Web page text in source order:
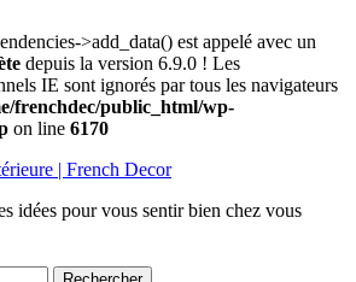
>add_data() est appelé avec un
depuis la version 6.9.0 ! Les
IE sont ignorés par tous les navigateurs
frenchdec/public_html/wp-
on line 6170
| French Decor
idées pour vous sentir bien chez vous